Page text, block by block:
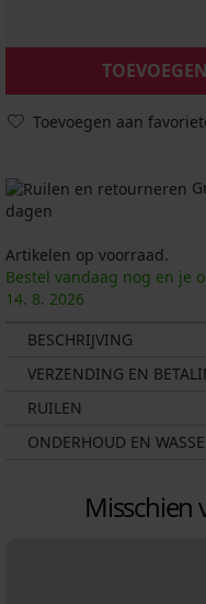
Toevoegen aan
dagen
Artikelen op voorraad.
Bestel vandaag nog en je
14. 8. 2026
BESCHRIJVING
VERZENDING EN
RUILEN
ONDERHOUD EN
Misschien